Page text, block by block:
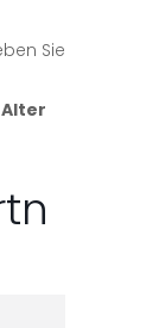
Sie
Alter